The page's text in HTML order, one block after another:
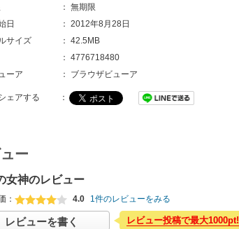
： 無期限
日
： 2012年8月28日
サイズ
： 42.5MB
： 4776718480
ーア
： ブラウザビューア
ェアする ：
ー
女神のレビュー
： 4.0 1件のレビューをみる
レビューを書く レビュー投稿で最大1000pt!